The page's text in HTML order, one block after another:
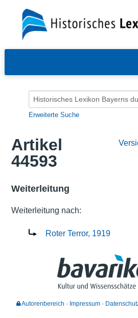
Erweiterte Suche
Artikel
44593
Weiterleitung
Weiterleitung nach:
Roter Terror, 1919
Autorenbereich Impressum